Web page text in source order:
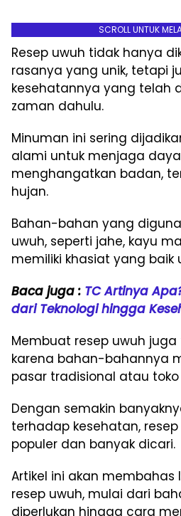
SCROLL UNTUK
Resep uwuh tidak hanya
rasanya yang unik, tetapi
kesehatannya yang telah
zaman dahulu.
Minuman ini sering
alami untuk menjaga
menghangatkan badan,
hujan.
Bahan-bahan yang
uwuh, seperti jahe, kayu
memiliki khasiat yang baik
Baca juga : TC Artinya
dari Teknologi hingga
Membuat resep uwuh
karena bahan-bahannya
pasar tradisional atau
Dengan semakin
terhadap kesehatan,
populer dan banyak dicari.
Artikel ini akan
resep uwuh, mulai dari
diperlukan hingga cara